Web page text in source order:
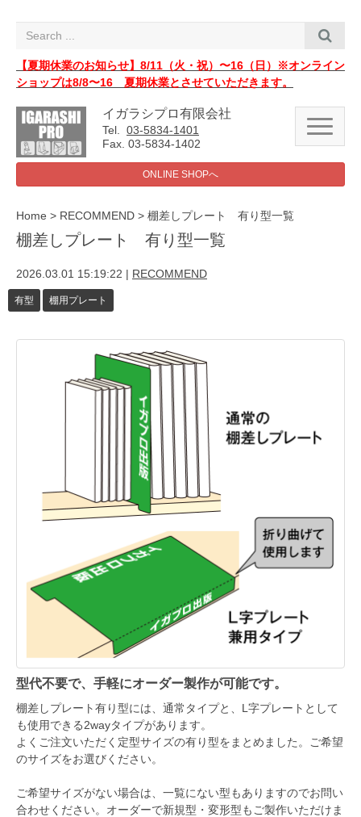
i
【夏期休業のお知らせ】8/11（火・祝）〜16（日）※オンライン
ショップは8/8〜16 夏期休業とさせていただきます。
イガラシプロ有限会社
Tel. 03-5834-1401
Fax. 03-5834-1402
N
a
v
i
a
ONLINE SHOPへ
Home > RECOMMEND > 棚差しプレート 有り型一覧
棚差しプレート 有り型一覧
2026.03.01 15:19:22 RECOMMEND
有型 棚用プレート
型代不要で、手軽にオーダー製作が可能です。
棚差しプレート有り型には、通常タイプと、L字プレートとして
も使用できる2wayタイプがあります。
よくご注文いただく定型サイズの有り型をまとめました。ご希望
のサイズをお選びください。
ご希望サイズがない場合は、一覧にない型もありますのでお問い
合わせください。オーダーで新規型・変形型もご製作いただけま